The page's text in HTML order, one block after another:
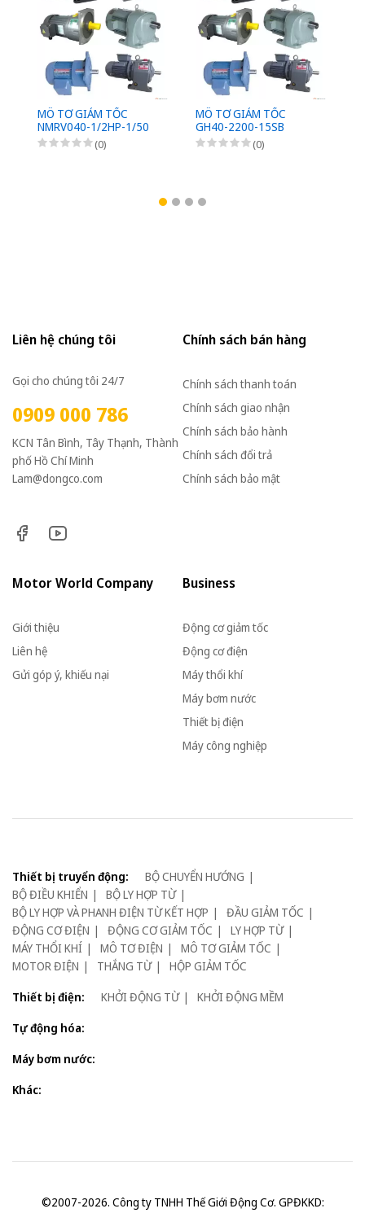
MÔ TƠ GIẢM TỐC
NMRV040-1/2HP-1/50
(0)
MÔ TƠ GIẢM TỐC
GH40-2200-15SB
(0)
Liên hệ chúng tôi
Gọi cho chúng tôi 24/7
0909 000 786
KCN Tân Bình, Tây Thạnh, Thành
phố Hồ Chí Minh
Lam@dongco.com
Chính sách bán hàng
Chính sách thanh toán
Chính sách giao nhận
Chính sách bảo hành
Chính sách đổi trả
Chính sách bảo mật
Motor World Company
Giới thiệu
Liên hệ
Gửi góp ý, khiếu nại
Business
Động cơ giảm tốc
Động cơ điện
Máy thổi khí
Máy bơm nước
Thiết bị điện
Máy công nghiệp
Thiết bị truyển động:
BỘ CHUYỂN HƯỚNG
BỘ ĐIỀU KHIỂN
BỘ LY HỢP TỪ
BỘ LY HỢP VÀ PHANH ĐIỆN TỪ KẾT HỢP
ĐẦU GIẢM TỐC
ĐỘNG CƠ ĐIỆN
ĐỘNG CƠ GIẢM TỐC
LY HỢP TỪ
MÁY THỔI KHÍ
MÔ TƠ ĐIỆN
MÔ TƠ GIẢM TỐC
MOTOR ĐIỆN
THẮNG TỪ
HỘP GIẢM TỐC
Thiết bị điện:
KHỞI ĐỘNG TỪ
KHỞI ĐỘNG MỀM
Tự động hóa:
Máy bơm nước:
Khác:
©2007-2026. Công ty TNHH Thế Giới Động Cơ. GPĐKKD: